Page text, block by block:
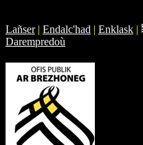
Lañser | Endalc'had | Enklask |
Darempredoù